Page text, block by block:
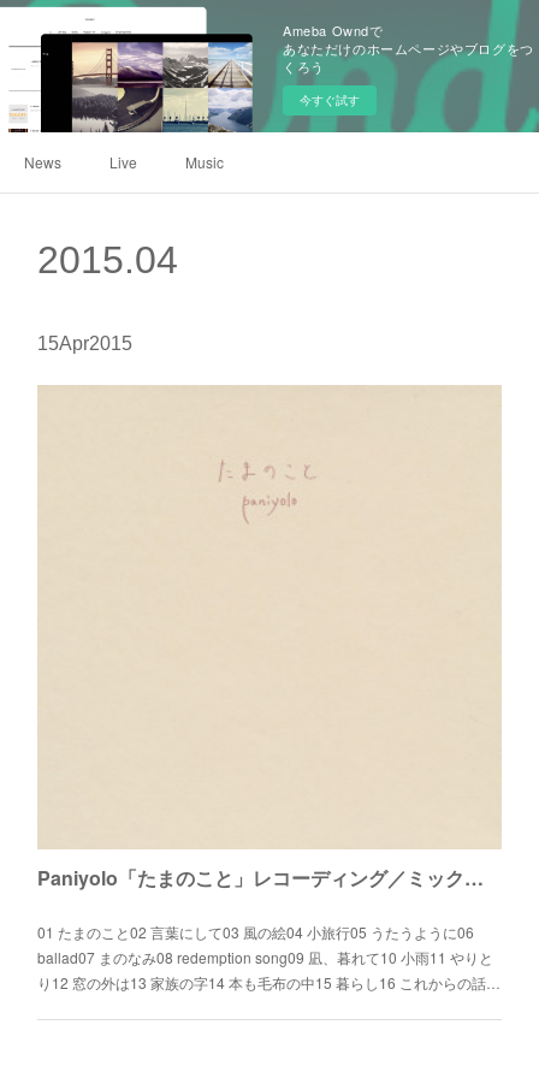
Ameba Owndで
あなただけのホームページやブログをつ
くろう
今すぐ試す
News Live Music
2015.04
15Apr2015
Paniyolo「たまのこと」レコーディング／ミックス／マスタリング担当しました。
01 たまのこと02 言葉にして03 風の絵04 小旅行05 うたうように06
ballad07 まのなみ08 redemption song09 凪、暮れて10 小雨11 やりと
り12 窓の外は13 家族の字14 本も毛布の中15 暮らし16 これからの話…